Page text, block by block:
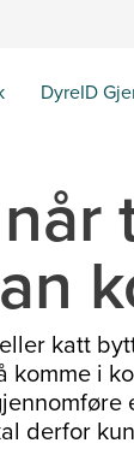
DyreID
katt
i
derfor